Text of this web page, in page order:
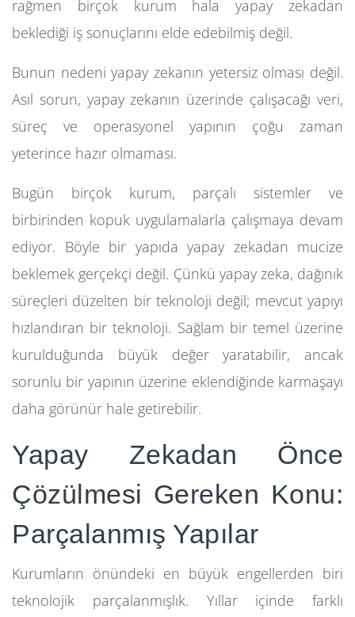
rağmen birçok kurum hala yapay zekadan
beklediği iş sonuçlarını elde edebilmiş değil.
Bunun nedeni yapay zekanın yetersiz olması değil.
Asıl sorun, yapay zekanın üzerinde çalışacağı veri,
süreç ve operasyonel yapının çoğu zaman
yeterince hazır olmaması.
Bugün birçok kurum, parçalı sistemler ve
birbirinden kopuk uygulamalarla çalışmaya devam
ediyor. Böyle bir yapıda yapay zekadan mucize
beklemek gerçekçi değil. Çünkü yapay zeka, dağınık
süreçleri düzelten bir teknoloji değil; mevcut yapıyı
hızlandıran bir teknoloji. Sağlam bir temel üzerine
kurulduğunda büyük değer yaratabilir, ancak
sorunlu bir yapının üzerine eklendiğinde karmaşayı
daha görünür hale getirebilir.
Yapay Zekadan Önce
Çözülmesi Gereken Konu:
Parçalanmış Yapılar
Kurumların önündeki en büyük engellerden biri
teknolojik parçalanmışlık. Yıllar içinde farklı